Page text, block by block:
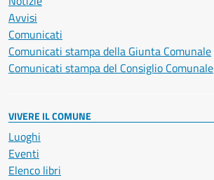
Avvisi
Comunicati
Comunicati stampa della Giunta Comunale
Comunicati stampa del Consiglio Comunale
VIVERE IL COMUNE
Luoghi
Eventi
Elenco libri